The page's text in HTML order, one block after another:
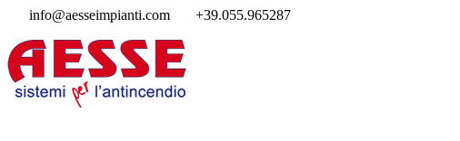
info@aesseimpianti.com +39.055.965287